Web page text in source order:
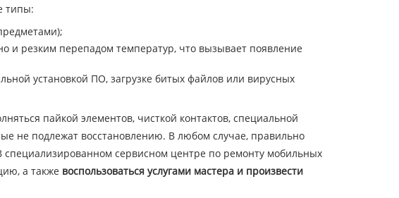
типы:
и резким перепадом температур, что вызывает появление
установкой ПО, загрузке битых файлов или вирусных
пайкой элементов, чисткой контактов, специальной
не подлежат восстановлению. В любом случае, правильно
сервисном центре по ремонту мобильных
а также воспользоваться услугами мастера и произвести